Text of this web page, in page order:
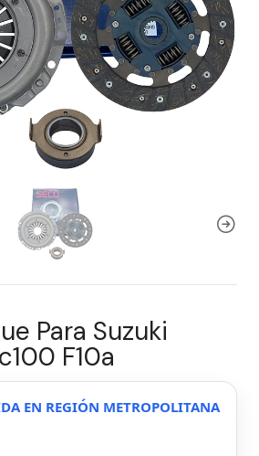
Para Suzuki
F10a
EN REGIÓN METROPOLITANA